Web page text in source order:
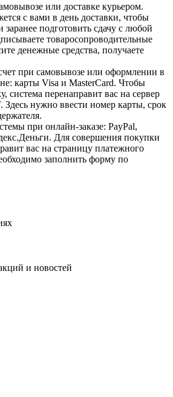
или доставке курьером.
с вами в день доставки, чтобы
заранее подготовить сдачу с любой
товаросопроводительные
денежные средства, получаете
при самовывозе или оформлении в
карты Visa и MasterCard. Чтобы
система перенаправит вас на сервер
Здесь нужно ввести номер карты, срок
при онлайн-заказе: PayPal,
Для совершения покупки
вас на страницу платежного
заполнить форму по
и новостей